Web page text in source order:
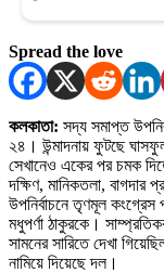
Spread the love
কলকাতা: সদ্য সমাপ্ত
২৪। উন্মাদনায় ফুটছে ঘাসফুল
সেখানেও একের পর চমক
দক্ষিণ, মানিকতলা, বাগদার
উপনির্বাচনে তৃণমূল কংগ্রেস
মধুপর্ণা ঠাকুরকে।
সামনের সারিতে দেখা
নামিয়ে দিয়েছে দল।